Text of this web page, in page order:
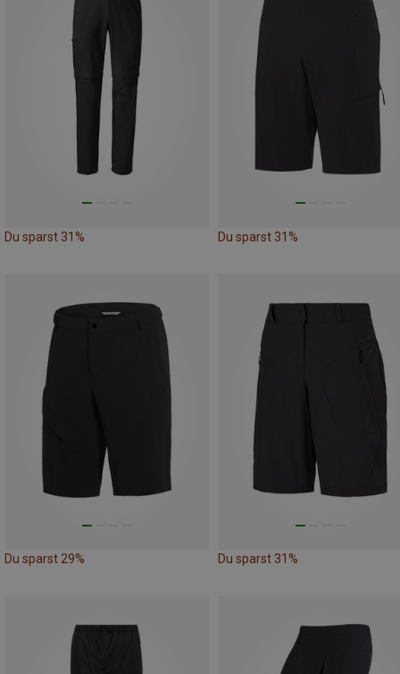
Du sparst 31% Du sparst 31%
Du sparst 29% Du sparst 31%